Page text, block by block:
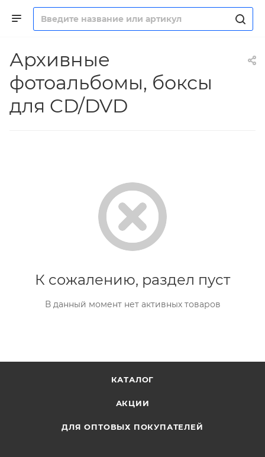
Архивные
фотоальбомы, боксы
для CD/DVD
К сожалению, раздел пуст
В данный момент нет активных товаров
КАТАЛОГ
АКЦИИ
ДЛЯ ОПТОВЫХ ПОКУПАТЕЛЕЙ